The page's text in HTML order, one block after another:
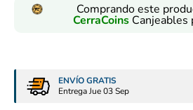
Comprando este
CerraCoins Canjeables
ENVÍO GRATIS
Entrega Jue 03 Sep